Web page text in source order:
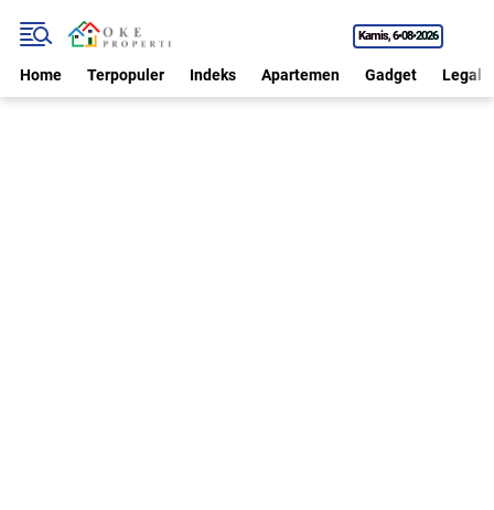
Kamis 6•08•2026
Home Terpopuler Indeks Apartemen Gadget Legal